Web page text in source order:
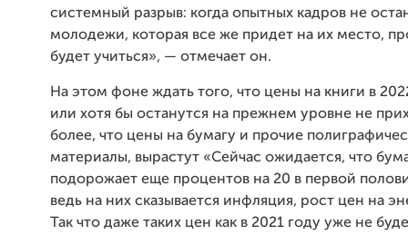
системный разрыв: когда опытных кадров не
молодежи, которая все же придет на их место,
будет учиться», — отмечает он.
На этом фоне ждать того, что цены на книги в
или хотя бы останутся на прежнем уровне не
более, что цены на бумагу и прочие
материалы, вырастут «Сейчас ожидается, что
подорожает еще процентов на 20 в первой
ведь на них сказывается инфляция, рост цен на
Так что даже таких цен как в 2021 году уже не